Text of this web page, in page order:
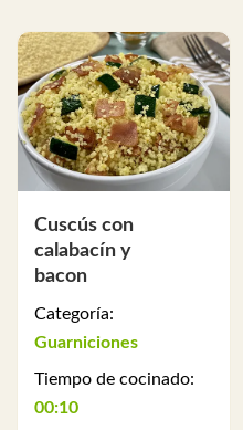
Cuscús con
calabacín y
bacon
Categoría:
Guarniciones
Tiempo de cocinado:
00:10